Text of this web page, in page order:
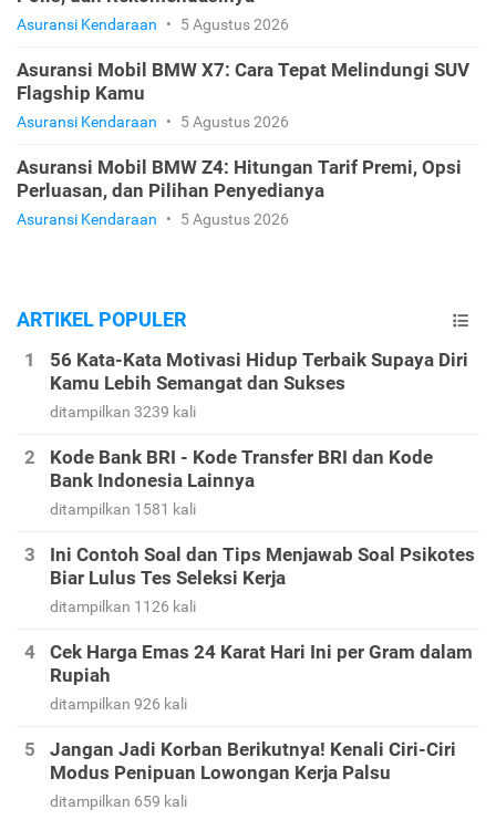
Asuransi Kendaraan • 5 Agustus 2026
Asuransi Mobil BMW X7: Cara Tepat Melindungi SUV
Flagship Kamu
Asuransi Kendaraan • 5 Agustus 2026
Asuransi Mobil BMW Z4: Hitungan Tarif Premi, Opsi
Perluasan, dan Pilihan Penyedianya
Asuransi Kendaraan • 5 Agustus 2026
ARTIKEL POPULER
56 Kata-Kata Motivasi Hidup Terbaik Supaya Diri
Kamu Lebih Semangat dan Sukses
ditampilkan 3239 kali
Kode Bank BRI - Kode Transfer BRI dan Kode
Bank Indonesia Lainnya
ditampilkan 1581 kali
Ini Contoh Soal dan Tips Menjawab Soal Psikotes
Biar Lulus Tes Seleksi Kerja
ditampilkan 1126 kali
Cek Harga Emas 24 Karat Hari Ini per Gram dalam
Rupiah
ditampilkan 926 kali
Jangan Jadi Korban Berikutnya! Kenali Ciri-Ciri
Modus Penipuan Lowongan Kerja Palsu
ditampilkan 659 kali